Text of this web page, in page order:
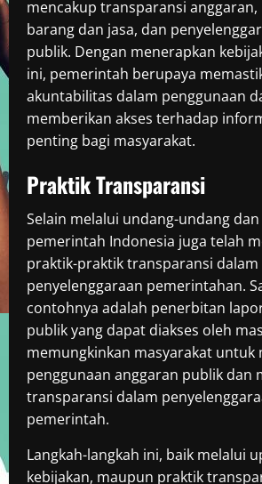
mencakup transparansi anggaran,
barang dan jasa, dan
publik. Dengan menerapkan
ini, pemerintah berupaya
akuntabilitas dalam penggunaan
memberikan akses terhadap
penting bagi masyarakat.
Praktik Transparansi
Selain melalui undang-undang
pemerintah Indonesia juga telah
praktik-praktik transparansi dalam
penyelenggaraan pemerintahan.
contohnya adalah penerbitan
publik yang dapat diakses oleh
memungkinkan masyarakat untuk
penggunaan anggaran publik dan
transparansi dalam
pemerintah.
Langkah-langkah ini, baik melalui
kebijakan, maupun praktik